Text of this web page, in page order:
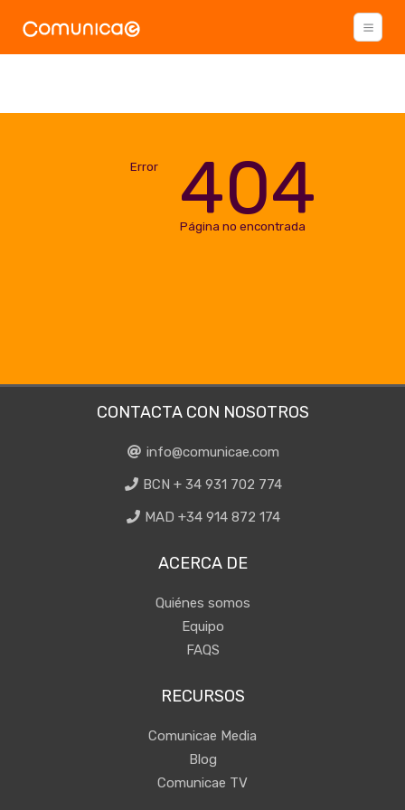
Error 404
Página no encontrada
CONTACTA CON NOSOTROS
info@comunicae.com
BCN + 34 931 702 774
MAD +34 914 872 174
ACERCA DE
Quiénes somos
Equipo
FAQS
RECURSOS
Comunicae Media
Blog
Comunicae TV